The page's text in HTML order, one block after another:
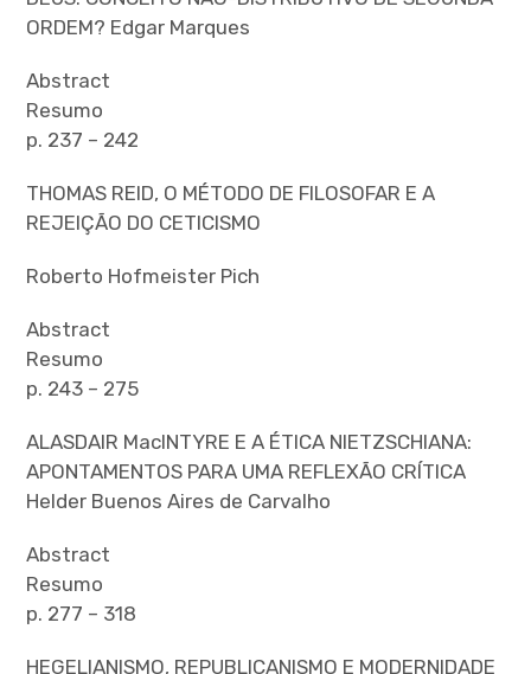
ORDEM? Edgar Marques
Abstract
Resumo
p. 237 – 242
THOMAS REID, O MÉTODO DE FILOSOFAR E A
REJEIÇÃO DO CETICISMO
Roberto Hofmeister Pich
Abstract
Resumo
p. 243 – 275
ALASDAIR MacINTYRE E A ÉTICA NIETZSCHIANA:
APONTAMENTOS PARA UMA REFLEXÃO CRÍTICA
Helder Buenos Aires de Carvalho
Abstract
Resumo
p. 277 – 318
HEGELIANISMO, REPUBLICANISMO E MODERNIDADE